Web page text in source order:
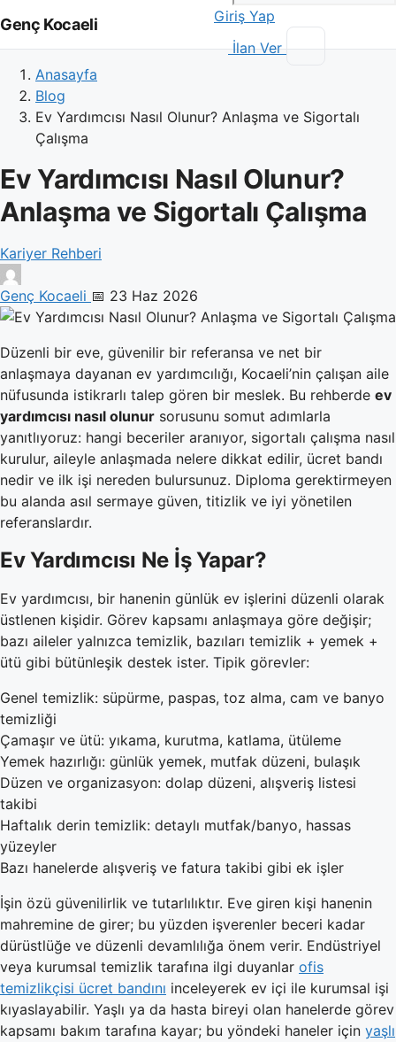
Genç Kocaeli
Giriş Yap
İlan Ver
Anasayfa
Blog
Ev Yardımcısı Nasıl Olunur? Anlaşma ve Sigortalı
Çalışma
Ev Yardımcısı Nasıl Olunur?
Anlaşma ve Sigortalı Çalışma
Kariyer Rehberi
Genç Kocaeli 📅 23 Haz 2026
Düzenli bir eve, güvenilir bir referansa ve net bir
anlaşmaya dayanan ev yardımcılığı, Kocaeli’nin çalışan aile
nüfusunda istikrarlı talep gören bir meslek. Bu rehberde ev
yardımcısı nasıl olunur sorusunu somut adımlarla
yanıtlıyoruz: hangi beceriler aranıyor, sigortalı çalışma nasıl
kurulur, aileyle anlaşmada nelere dikkat edilir, ücret bandı
nedir ve ilk işi nereden bulursunuz. Diploma gerektirmeyen
bu alanda asıl sermaye güven, titizlik ve iyi yönetilen
referanslardır.
Ev Yardımcısı Ne İş Yapar?
Ev yardımcısı, bir hanenin günlük ev işlerini düzenli olarak
üstlenen kişidir. Görev kapsamı anlaşmaya göre değişir;
bazı aileler yalnızca temizlik, bazıları temizlik + yemek +
ütü gibi bütünleşik destek ister. Tipik görevler:
Genel temizlik: süpürme, paspas, toz alma, cam ve banyo
temizliği
Çamaşır ve ütü: yıkama, kurutma, katlama, ütüleme
Yemek hazırlığı: günlük yemek, mutfak düzeni, bulaşık
Düzen ve organizasyon: dolap düzeni, alışveriş listesi
takibi
Haftalık derin temizlik: detaylı mutfak/banyo, hassas
yüzeyler
Bazı hanelerde alışveriş ve fatura takibi gibi ek işler
İşin özü güvenilirlik ve tutarlılıktır. Eve giren kişi hanenin
mahremine de girer; bu yüzden işverenler beceri kadar
dürüstlüğe ve düzenli devamlılığa önem verir. Endüstriyel
veya kurumsal temizlik tarafına ilgi duyanlar ofis
temizlikçisi ücret bandını inceleyerek ev içi ile kurumsal işi
kıyaslayabilir. Yaşlı ya da hasta bireyi olan hanelerde görev
kapsamı bakım tarafına kayar; bu yöndeki haneler için yaşlı